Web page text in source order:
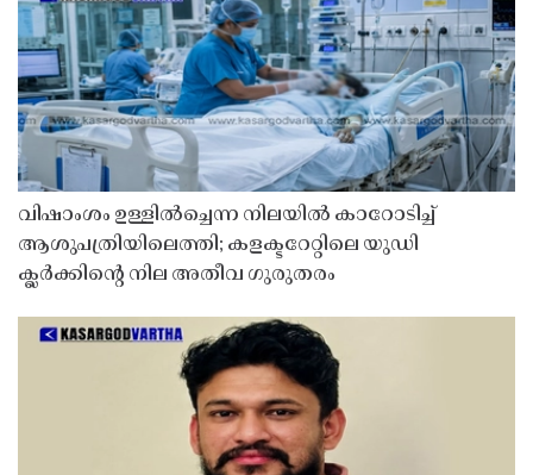
വിഷാംശം ഉള്ളിൽച്ചെന്ന നിലയിൽ കാറോടിച്ച്
ആശുപത്രിയിലെത്തി; കളക്ടറേറ്റിലെ യുഡി
ക്ലർക്കിൻ്റെ നില അതീവ ഗുരുതരം